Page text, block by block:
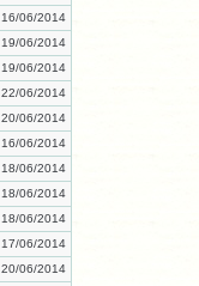
16/06/2014
19/06/2014
19/06/2014
22/06/2014
20/06/2014
16/06/2014
18/06/2014
18/06/2014
18/06/2014
17/06/2014
20/06/2014